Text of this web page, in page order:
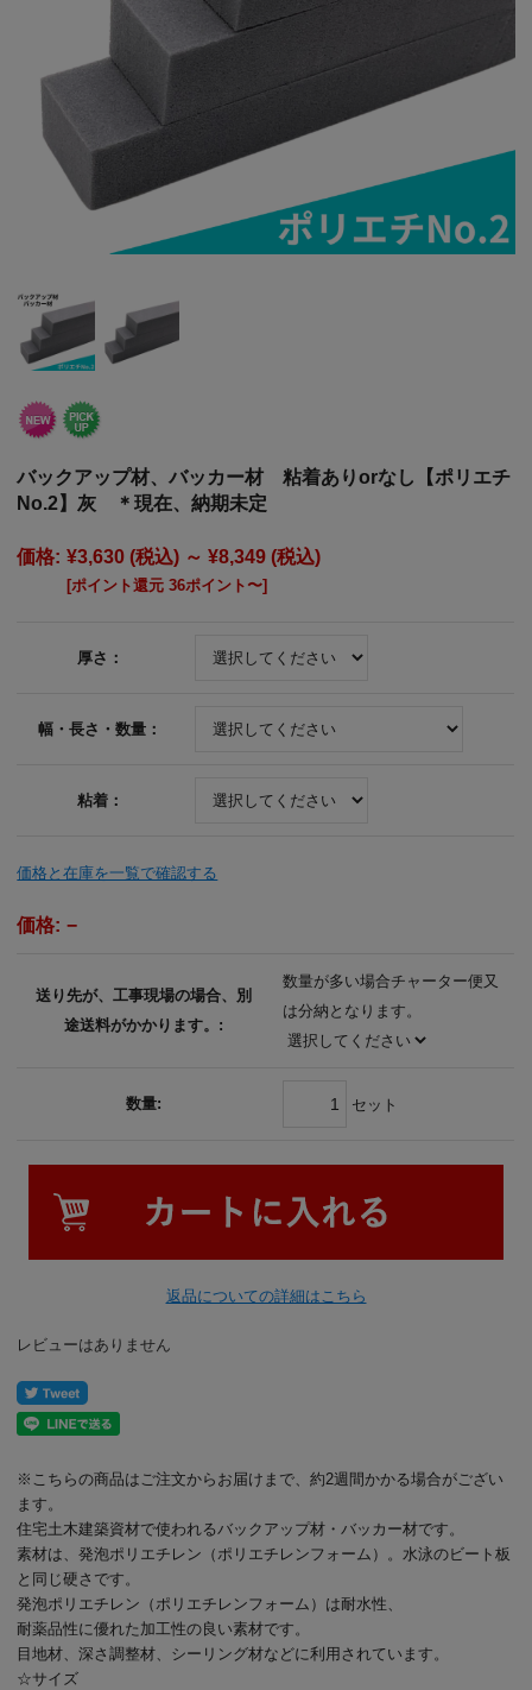
バックアップ材、バッカー材 粘着ありorなし【ポリエチ
No.2】灰 ＊現在、納期未定
価格: ¥3,630 (税込) ～ ¥8,349 (税込)
[ポイント還元 36ポイント〜]
厚さ：
幅・長さ・数量：
粘着：
価格と在庫を一覧で確認する
価格: −
送り先が、工事現場の場合、別
途送料がかかります。:
数量が多い場合チャーター便又
は分納となります。
数量: セット
返品についての詳細はこちら
レビューはありません
※こちらの商品はご注文からお届けまで、約2週間かかる場合がござい
ます。
住宅土木建築資材で使われるバックアップ材・バッカー材です。
素材は、発泡ポリエチレン（ポリエチレンフォーム）。水泳のビート板
と同じ硬さです。
発泡ポリエチレン（ポリエチレンフォーム）は耐水性、
耐薬品性に優れた加工性の良い素材です。
目地材、深さ調整材、シーリング材などに利用されています。
☆サイズ